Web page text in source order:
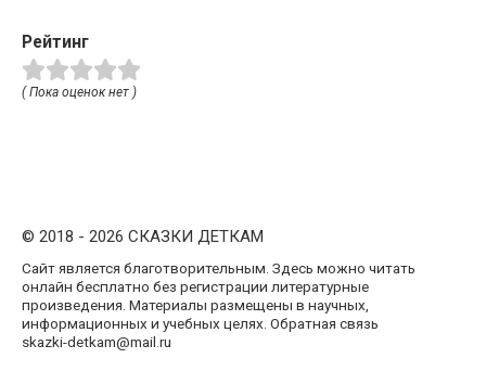
Рейтинг
( Пока оценок нет )
© 2018 - 2026 СКАЗКИ ДЕТКАМ
Сайт является благотворительным. Здесь можно читать
онлайн бесплатно без регистрации литературные
произведения. Материалы размещены в научных,
информационных и учебных целях. Обратная связь
skazki-detkam@mail.ru